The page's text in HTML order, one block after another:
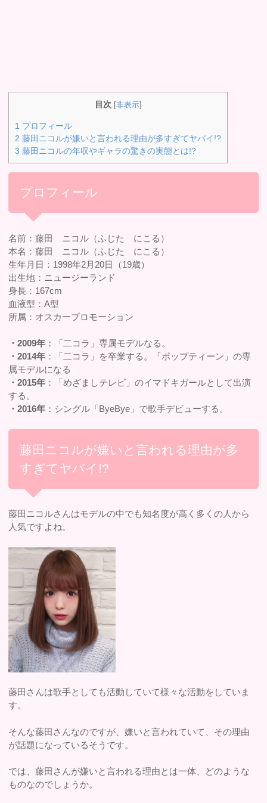
目次 [非表示]
1 プロフィール
2 藤田ニコルが嫌いと言われる理由が多すぎてヤバイ!?
3 藤田ニコルの年収やギャラの驚きの実態とは!?
プロフィール
名前：藤田 ニコル（ふじた にこる）
本名：藤田 ニコル（ふじた にこる）
生年月日：1998年2月20日（19歳）
出生地：ニュージーランド
身長：167cm
血液型：A型
所属：オスカープロモーション
・2009年 ：「二コラ」専属モデルなる。
・2014年 ：「二コラ」を卒業する。「ポップティーン」の専
属モデルになる
・2015年 ：「めざましテレビ」のイマドキガールとして出演
する。
・2016年 ：シングル「ByeBye」で歌手デビューする。
藤田ニコルが嫌いと言われる理由が多
すぎてヤバイ!?
藤田ニコルさんはモデルの中でも知名度が高く多くの人から
人気ですよね。
藤田さんは歌手としても活動していて様々な活動をしていま
す。
そんな藤田さんなのですが、嫌いと言われていて、その理由
が話題になっているそうです。
では、藤田さんが嫌いと言われる理由とは一体、どのような
ものなのでしょうか。